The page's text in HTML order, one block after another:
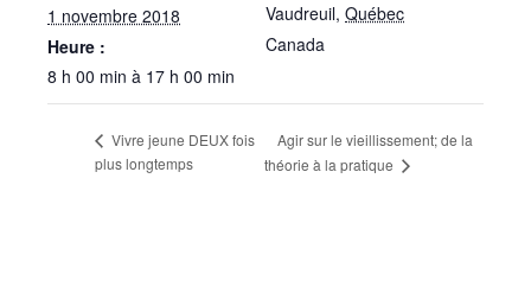
1 novembre 2018
Heure :
8 h 00 min à 17 h 00 min
Vaudreuil, Québec
Canada
Vivre jeune DEUX fois
plus longtemps
Agir sur le vieillissement; de la
théorie à la pratique